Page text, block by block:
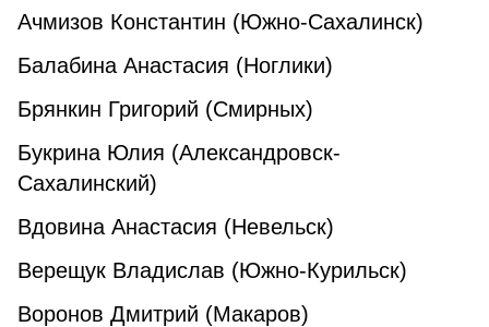
Ачмизов Константин (Южно-Сахалинск)
Балабина Анастасия (Ноглики)
Брянкин Григорий (Смирных)
Букрина Юлия (Александровск-
Сахалинский)
Вдовина Анастасия (Невельск)
Верещук Владислав (Южно-Курильск)
Воронов Дмитрий (Макаров)